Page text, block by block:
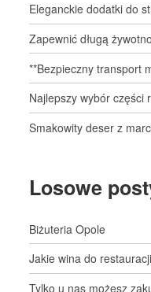
Eleganckie dodatki do
Zapewnić długą
**Bezpieczny transport
Najlepszy wybór części
Smakowity deser z
Losowe
Biżuteria Opole
Jakie wina do
Tylko u nas możesz